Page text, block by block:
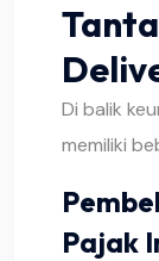
Di balik
memiliki
Pajak